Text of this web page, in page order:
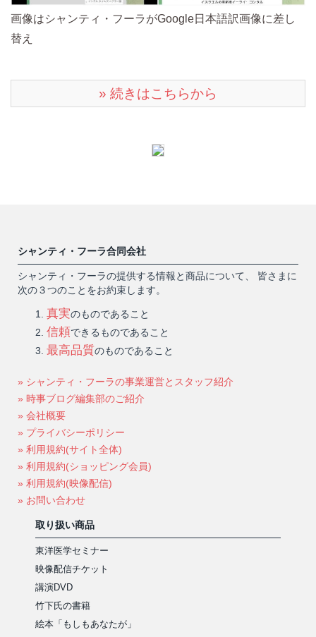
画像はシャンティ・フーラがGoogle日本語訳画像に差し
替え
» 続きはこちらから
シャンティ・フーラ合同会社
シャンティ・フーラの提供する情報と商品について、 皆さまに
次の３つのことをお約束します。
真実のものであること
信頼できるものであること
最高品質のものであること
» シャンティ・フーラの事業運営とスタッフ紹介
» 時事ブログ編集部のご紹介
» 会社概要
» プライバシーポリシー
» 利用規約(サイト全体)
» 利用規約(ショッピング会員)
» 利用規約(映像配信)
» お問い合わせ
取り扱い商品
東洋医学セミナー
映像配信チケット
講演DVD
竹下氏の書籍
絵本「もしもあなたが」